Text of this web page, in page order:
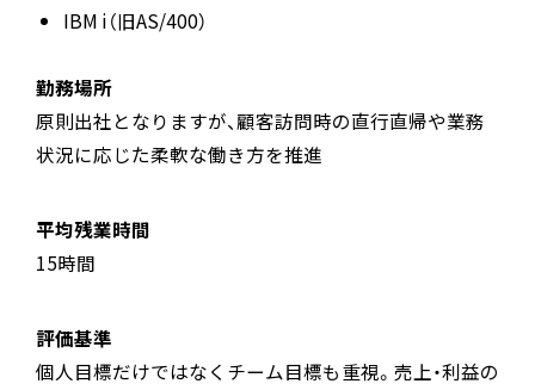
IBM i（旧AS/400）
勤務場所
原則出社となりますが、顧客訪問時の直行直帰や業務
状況に応じた柔軟な働き方を推進
平均残業時間
15時間
評価基準
個人目標だけではなくチーム目標も重視。売上・利益の